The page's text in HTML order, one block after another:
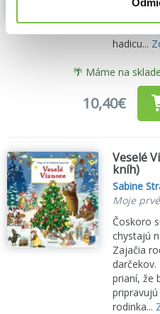
hadicu...
🌴 Máme na
10,40€
Veselé
kníh)
Sabine
Moje
Čoskoro
chystajú
Zajačia
prianí, že
rodinka...